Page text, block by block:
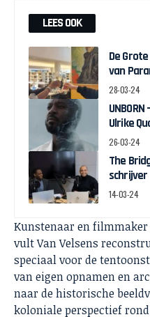
LEES OOK
De
van
28-03-24
Ulrike
26-03-24
The
14-03-24
Kunstenaar en filmmaker
vult Van Velsens
speciaal voor de
van eigen opnamen en
naar de historische
koloniale perspectief